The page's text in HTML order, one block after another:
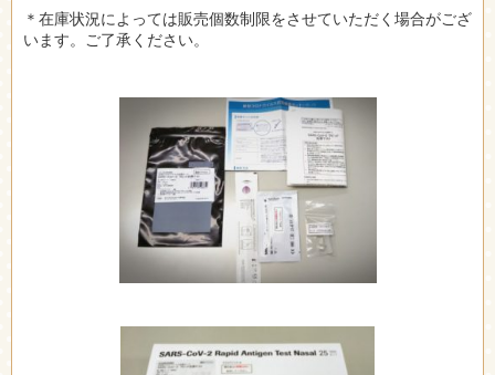
＊在庫状況によっては販売個数制限をさせていただく場合がござ
います。ご了承ください。